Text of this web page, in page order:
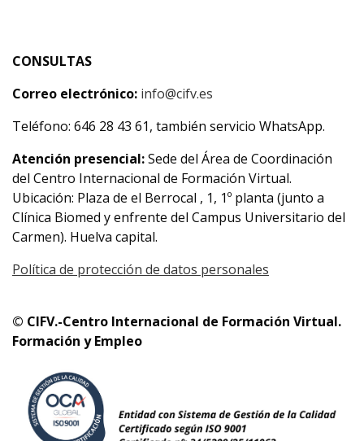
CONSULTAS
Correo electrónico: info@cifv.es
Teléfono: 646 28 43 61, también servicio WhatsApp.
Atención presencial:Sede del Área de Coordinación
del Centro Internacional de Formación Virtual.
Ubicación: Plaza de el Berrocal , 1, 1º planta (junto a
Clínica Biomed y enfrente del Campus Universitario del
Carmen). Huelva capital.
Política de protección de datos personales
© CIFV.-Centro Internacional de Formación Virtual.
Formación y Empleo